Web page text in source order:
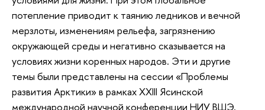
потепление приводит к таянию ледников и вечной
мерзлоты, изменениям рельефа, загрязнению
окружающей среды и негативно сказывается на
условиях жизни коренных народов. Эти и другие
темы были представлены на сессии «Проблемы
развития Арктики» в рамках XXIII Ясинской
международной научной конференции НИУ ВШЭ.